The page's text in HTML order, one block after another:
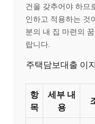
건을 갖추어야 하므
인하고 적용하는 것
분의 내 집 마련의
랍니다.
주택담보대출 이
항
목
세부 내
용